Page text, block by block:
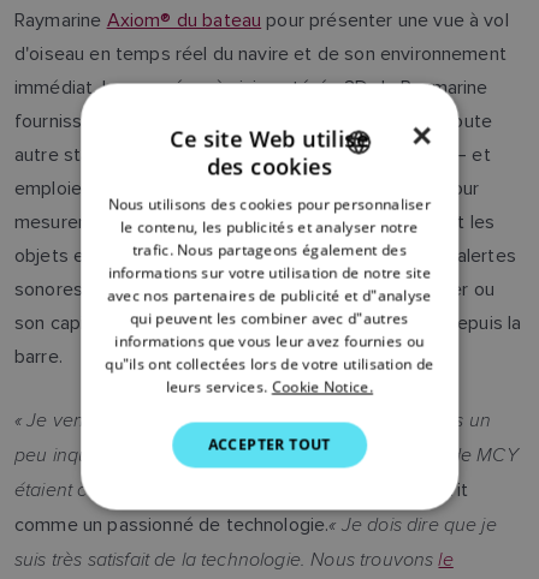
Raymarine Axiom® du bateau pour présenter une vue à vol
d'oiseau en temps réel du navire et de son environnement
immédiat. Les caméras à vision stéréo 3D de Raymarine
fournissent une vidéo en direct à la timonerie – ou toute
autre station de contrôle équipée d'un écran Axiom – et
emploient des capteurs de mouvement de pointe pour
mesurer avec précision la distance entre le bateau et les
objets extérieurs. Le système émet également des alertes
sonores et visuelles, informant précisément M. Aviner ou
son capitaine de tout objet autrement hors de vue depuis la
barre.
« Je venais d'une autre marque d'électronique, j'étais un
peu inquiet de passer à Raymarine, mais mes amis de MCY
étaient catégoriques »,
déclare M. Aviner, qui se décrit
comme un passionné de technologie.« Je dois dire que je
suis très satisfait de la technologie. Nous trouvonsle
FRENCH
DANISH
ITALIAN
SWEDISH
GERMAN
DUTCH
SPANISH
×
Ce site Web utilise
des cookies
Nous utilisons des cookies pour personnaliser
le contenu, les publicités et analyser notre
trafic. Nous partageons également des
informations sur votre utilisation de notre site
avec nos partenaires de publicité et d"analyse
qui peuvent les combiner avec d"autres
informations que vous leur avez fournies ou
qu"ils ont collectées lors de votre utilisation de
leurs services. Cookie Notice.
ACCEPTER TOUT